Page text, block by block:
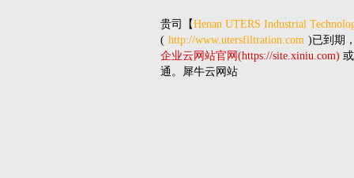
贵司 【Henan UTERS Industrial
( http://www.utersfiltration.com )已到期
企业云网站官网(https://site.xiniu.com)
通。犀牛云网站